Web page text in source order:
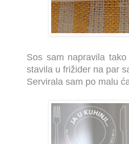
Sos sam napravila
stavila u frižider na par
Servirala sam po malu